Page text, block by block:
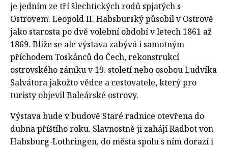
je jedním ze tří šlechtických rodů spjatých s
Ostrovem. Leopold II. Habsburský působil v Ostrově
jako starosta po dvě volební období v letech 1861 až
1869. Blíže se ale výstava zabývá i samotným
příchodem Toskánců do Čech, rekonstrukcí
ostrovského zámku v 19. století nebo osobou Ludvíka
Salvátora jakožto vědce a cestovatele, který pro
turisty objevil Baleárské ostrovy.
Výstava bude v budově Staré radnice otevřena do
dubna příštího roku. Slavnostně ji zahájí Radbot von
Habsburg-Lothringen, do města spolu s ním dorazí i